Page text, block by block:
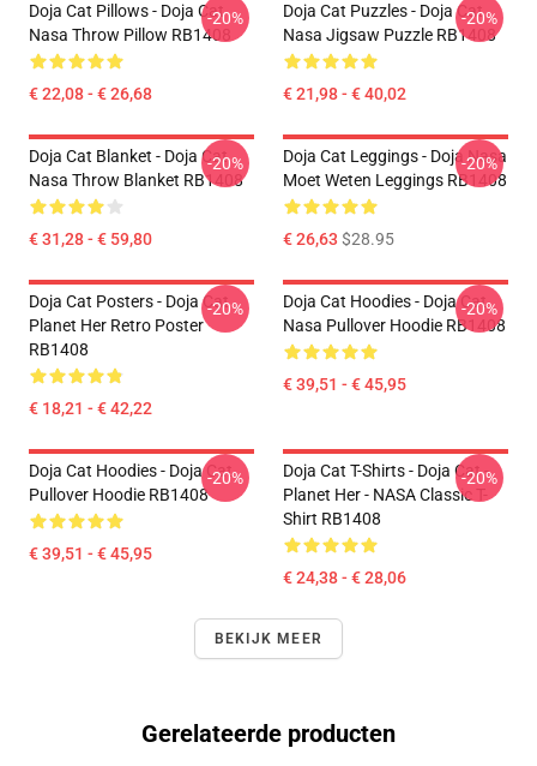
Doja Cat Pillows - Doja Cat
Nasa Throw Pillow RB1408
€ 22,08 - € 26,68
-20%
Doja Cat Puzzles - Doja Cat
Nasa Jigsaw Puzzle RB1408
€ 21,98 - € 40,02
-20%
Doja Cat Blanket - Doja Cat
Nasa Throw Blanket RB1408
€ 31,28 - € 59,80
-20%
Doja Cat Leggings - Doja Nasa
Moet Weten Leggings RB1408
€ 26,63 $28.95
-20%
Doja Cat Posters - Doja Cat
Planet Her Retro Poster
RB1408
€ 18,21 - € 42,22
-20%
Doja Cat Hoodies - Doja Cat
Nasa Pullover Hoodie RB1408
€ 39,51 - € 45,95
-20%
Doja Cat Hoodies - Doja Cat
Pullover Hoodie RB1408
€ 39,51 - € 45,95
-20%
Doja Cat T-Shirts - Doja Cat -
Planet Her - NASA Classic T-
Shirt RB1408
€ 24,38 - € 28,06
-20%
BEKIJK MEER
Gerelateerde producten